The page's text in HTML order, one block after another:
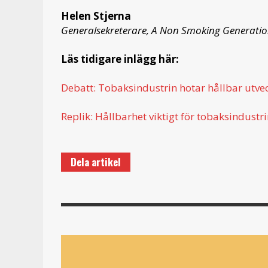
Helen Stjerna
Generalsekreterare, A Non Smoking
Läs tidigare inlägg här:
Debatt: Tobaksindustrin hotar hållbar
Replik: Hållbarhet viktigt för
Dela artikel